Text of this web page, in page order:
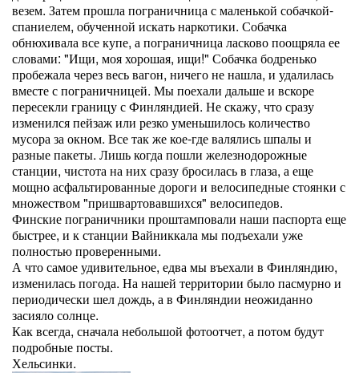
везем. Затем прошла пограничница с маленькой собачкой-
спаниелем, обученной искать наркотики. Собачка
обнюхивала все купе, а пограничница ласково поощряла ее
словами: "Ищи, моя хорошая, ищи!" Собачка бодренько
пробежала через весь вагон, ничего не нашла, и удалилась
вместе с пограничницей. Мы поехали дальше и вскоре
пересекли границу с Финляндией. Не скажу, что сразу
изменился пейзаж или резко уменьшилось количество
мусора за окном. Все так же кое-где валялись шпалы и
разные пакеты. Лишь когда пошли железнодорожные
станции, чистота на них сразу бросилась в глаза, а еще
мощно асфальтированные дороги и велосипедные стоянки с
множеством "пришвартовавшихся" велосипедов.
Финские пограничники проштамповали наши паспорта еще
быстрее, и к станции Вайниккала мы подъехали уже
полностью проверенными.
А что самое удивительное, едва мы въехали в Финляндию,
изменилась погода. На нашей территории было пасмурно и
периодически шел дождь, а в Финляндии неожиданно
засияло солнце.
Как всегда, сначала небольшой фотоотчет, а потом будут
подробные посты.
Хельсинки.